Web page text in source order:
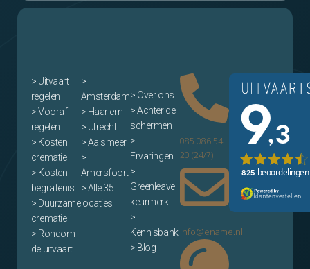
> Uitvaart
regelen
> Vooraf
regelen
> Kosten
crematie
> Kosten
begrafenis
> Duurzame
crematie
> Rondom
de uitvaart
>
Amsterdam
> Haarlem
> Utrecht
> Aalsmeer
>
Amersfoort
> Alle 35
locaties
> Over ons
> Achter de
schermen
>
Ervaringen
>
Greenleave
keurmerk
>
Kennisbank
> Blog
085 086 54
20 (24/7)
info@ename.nl